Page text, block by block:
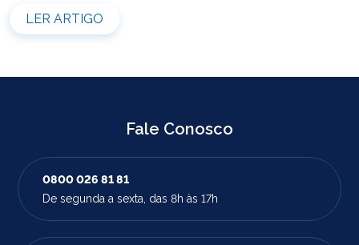
realizar novas simulações ou contratar empréstimos
pelos canais disponibilizados pela CBS Previdência.
Recomendamos que os participantes que […]
LER ARTIGO
Fale Conosco
0800 026 81 81
De segunda a sexta, das 8h às 17h